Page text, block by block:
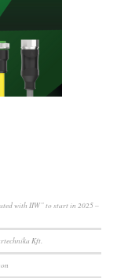
with IIW” to start in 2025 –
Kft.